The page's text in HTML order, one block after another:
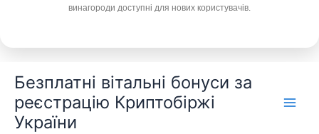
винагороди доступні для нових користувачів.
вмісту
Безплатні вітальні бонуси за
реєстрацію Криптобіржі
України